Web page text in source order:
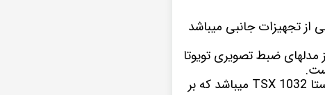
تجهیزات جانبی میباشد
مدلهای ضبط تصویری تویوتا
این نمونه پخش تصویری که در اینجا مشاهده میکنید یکی از سری های مانیتور اندروید ویستا TSX 1032 میباشد که بر